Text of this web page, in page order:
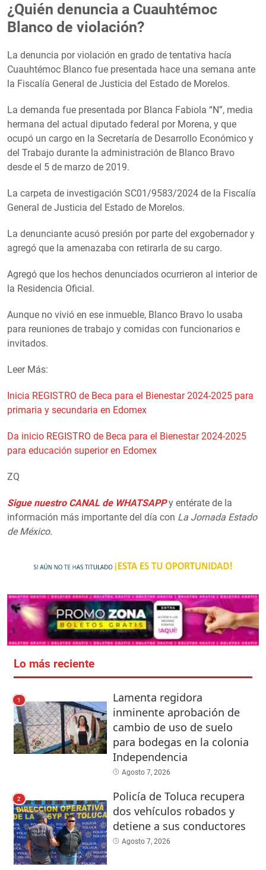
¿Quién denuncia a Cuauhtémoc
Blanco de violación?
La denuncia por violación en grado de tentativa hacía
Cuauhtémoc Blanco fue presentada hace una semana ante
la Fiscalía General de Justicia del Estado de Morelos.
La demanda fue presentada por Blanca Fabiola “N”, media
hermana del actual diputado federal por Morena, y que
ocupó un cargo en la Secretaría de Desarrollo Económico y
del Trabajo durante la administración de Blanco Bravo
desde el 5 de marzo de 2019.
La carpeta de investigación SC01/9583/2024 de la Fiscalía
General de Justicia del Estado de Morelos.
La denunciante acusó presión por parte del exgobernador y
agregó que la amenazaba con retirarla de su cargo.
Agregó que los hechos denunciados ocurrieron al interior de
la Residencia Oficial.
Aunque no vivió en ese inmueble, Blanco Bravo lo usaba
para reuniones de trabajo y comidas con funcionarios e
invitados.
Leer Más:
Inicia REGISTRO de Beca para el Bienestar 2024-2025 para
primaria y secundaria en Edomex
Da inicio REGISTRO de Beca para el Bienestar 2024-2025
para educación superior en Edomex
ZQ
Sigue nuestro CANAL de WHATSAPP y entérate de la
información más importante del día con La Jornada Estado
de México.
Lo más reciente
1
Lamenta regidora
inminente aprobación de
cambio de uso de suelo
para bodegas en la colonia
Independencia
Agosto 7, 2026
2
Policía de Toluca recupera
dos vehículos robados y
detiene a sus conductores
Agosto 7, 2026